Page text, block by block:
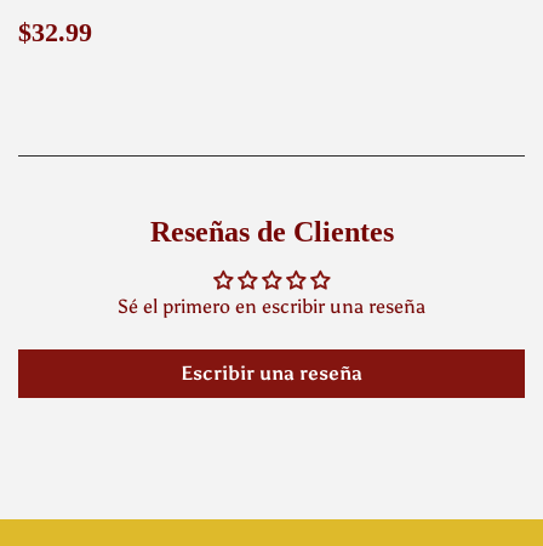
Precio
$32.99
Reseñas de Clientes
Sé el primero en escribir una reseña
Escribir una reseña